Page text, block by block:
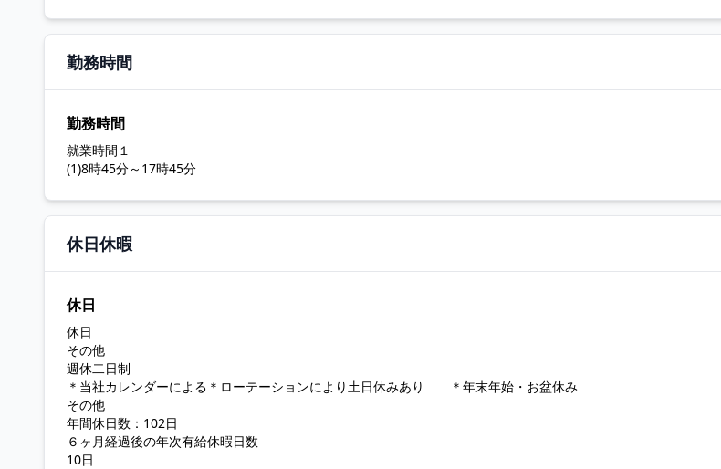
勤務時間
勤務時間
就業時間１
(1)8時45分～17時45分
休日休暇
休日
休日
その他
週休二日制
＊当社カレンダーによる＊ローテーションにより土日休みあり ＊年末年始・お盆休み
その他
年間休日数：102日
６ヶ月経過後の年次有給休暇日数
10日